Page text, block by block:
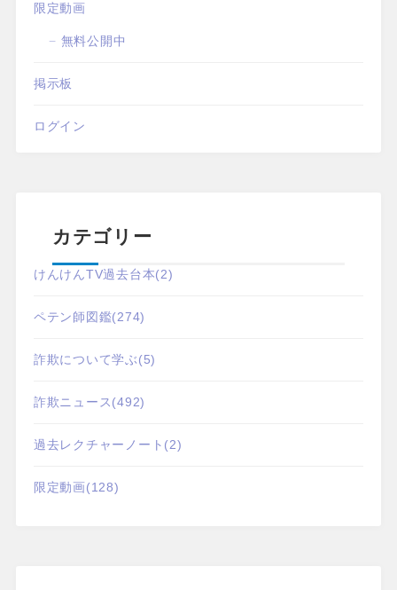
限定動画
無料公開中
掲示板
ログイン
カテゴリー
けんけんTV過去台本(2)
ペテン師図鑑(274)
詐欺について学ぶ(5)
詐欺ニュース(492)
過去レクチャーノート (2)
限定動画(128)